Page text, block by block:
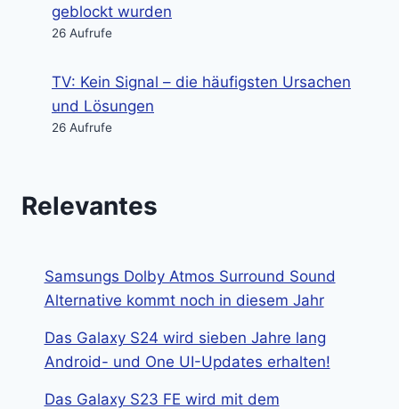
geblockt wurden
26 Aufrufe
TV: Kein Signal – die häufigsten Ursachen
und Lösungen
26 Aufrufe
Relevantes
Samsungs Dolby Atmos Surround Sound
Alternative kommt noch in diesem Jahr
Das Galaxy S24 wird sieben Jahre lang
Android- und One UI-Updates erhalten!
Das Galaxy S23 FE wird mit dem